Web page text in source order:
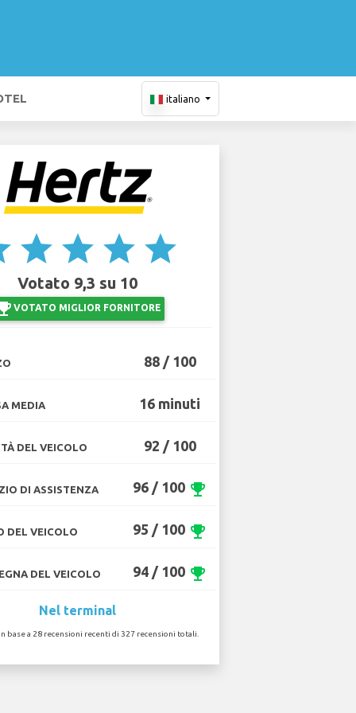
italiano
star star star star
Votato 9,3 su 10
VOTATO MIGLIOR FORNITORE
88 / 100
MEDIA 16 minuti
DEL VEICOLO 92 / 100
DI ASSISTENZA 96 / 100 emoji_events
DEL VEICOLO 95 / 100 emoji_events
DEL VEICOLO 94 / 100 emoji_events
Nel terminal
base a 28 recensioni recenti di 327 recensioni totali.